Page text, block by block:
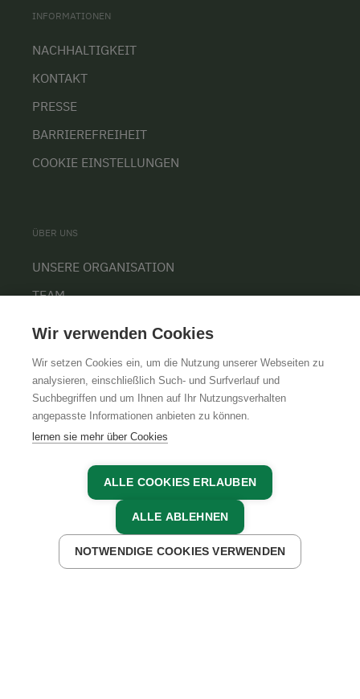
JETZT ANFRAGEN JETZT BUCHEN
INFORMATIONEN
NACHHALTIGKEIT
KONTAKT
PRESSE
BARRIEREFREIHEIT
COOKIE EINSTELLUNGEN
ÜBER UNS
UNSERE ORGANISATION
TEAM
KARRIERE
AGBIMPRESSUMDATENSCHUTZ
Wir verwenden Cookies
Wir setzen Cookies ein, um die Nutzung unserer Webseiten zu
analysieren, einschließlich Such- und Surfverlauf und
Suchbegriffen und um Ihnen auf Ihr Nutzungsverhalten
angepasste Informationen anbieten zu können.
lernen sie mehr über Cookies
ALLE COOKIES ERLAUBEN
ALLE ABLEHNEN
NOTWENDIGE COOKIES VERWENDEN